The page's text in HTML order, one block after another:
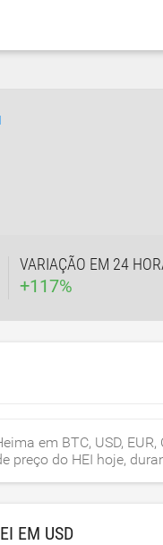
VARIAÇÃO EM 24
+117%
em BTC, USD, EUR,
preço do HEI hoje,
EM USD